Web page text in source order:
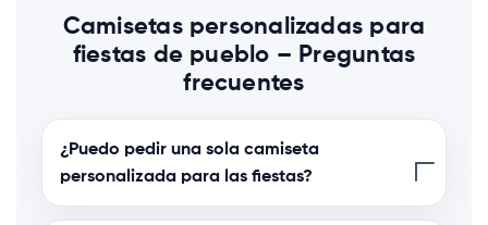
Camisetas personalizadas para
fiestas de pueblo – Preguntas
frecuentes
¿Puedo pedir una sola camiseta
personalizada para las fiestas?